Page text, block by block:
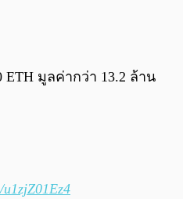
0:00 /0:00
มูลค่ากว่า 13.2 ล้าน